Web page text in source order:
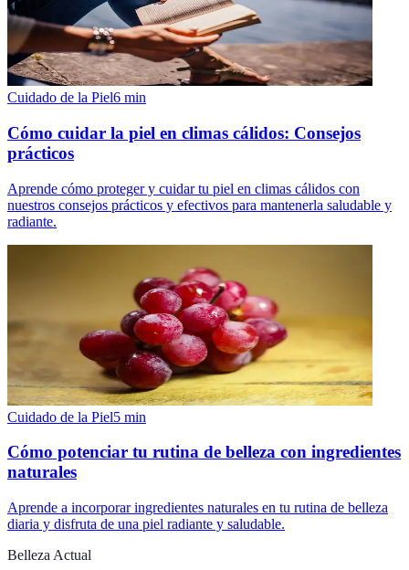
Cuidado de la Piel6 min
Cómo cuidar la piel en climas cálidos: Consejos
prácticos
Aprende cómo proteger y cuidar tu piel en climas cálidos con
nuestros consejos prácticos y efectivos para mantenerla saludable y
radiante.
Cuidado de la Piel5 min
Cómo potenciar tu rutina de belleza con ingredientes
naturales
Aprende a incorporar ingredientes naturales en tu rutina de belleza
diaria y disfruta de una piel radiante y saludable.
Belleza Actual